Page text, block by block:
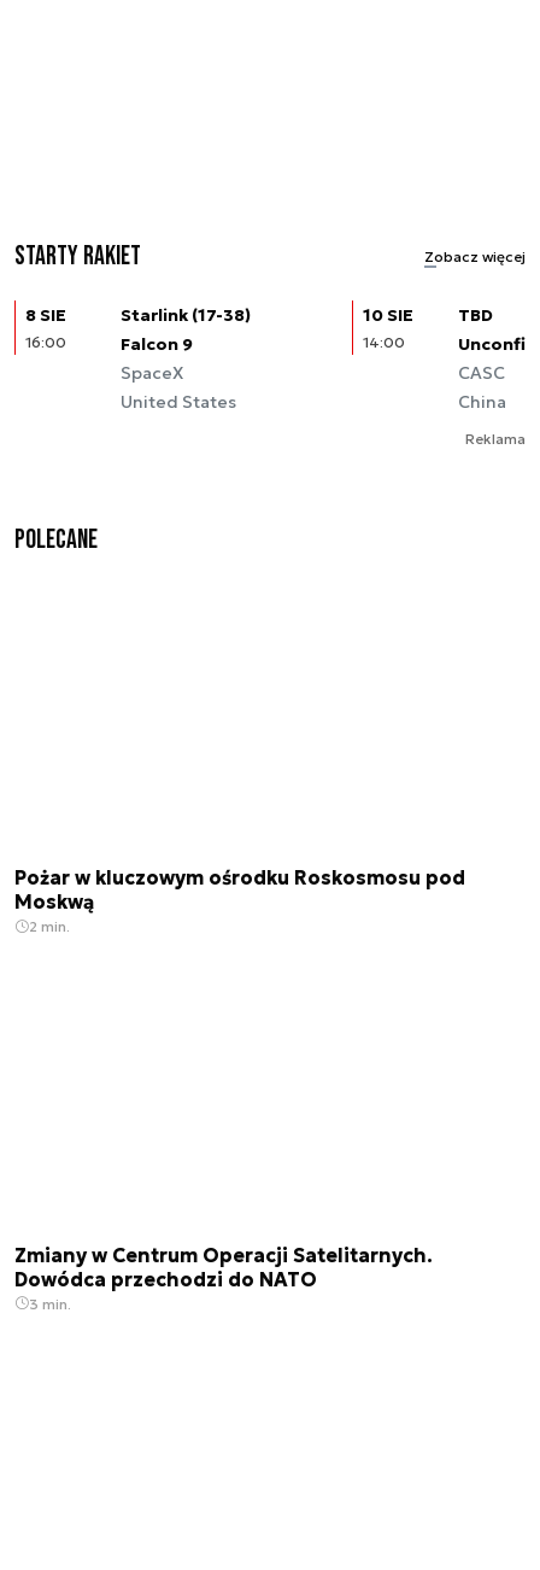
Starty rakiet Zobacz więcej
8 SIE
16:00
Starlink (17-38)
Falcon 9
SpaceX
United States
10 SIE
14:00
TBD
CASC
China
Reklama
Polecane
Pożar w kluczowym ośrodku Roskosmosu pod
Moskwą
2 min.
Zmiany w Centrum Operacji Satelitarnych.
Dowódca przechodzi do NATO
3 min.